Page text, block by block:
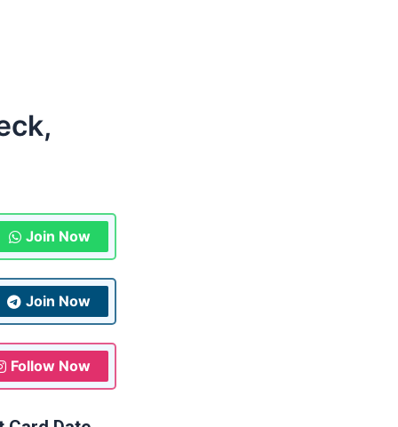
Join Now
Join Now
Follow Now